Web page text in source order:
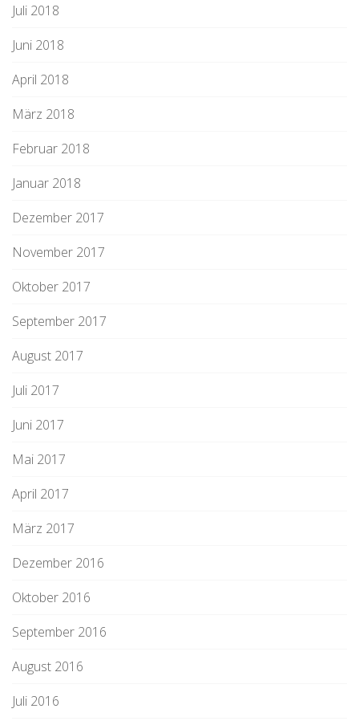
Juli 2018
Juni 2018
April 2018
März 2018
Februar 2018
Januar 2018
Dezember 2017
November 2017
Oktober 2017
September 2017
August 2017
Juli 2017
Juni 2017
Mai 2017
April 2017
März 2017
Dezember 2016
Oktober 2016
September 2016
August 2016
Juli 2016